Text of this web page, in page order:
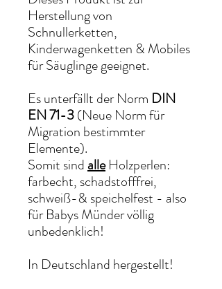
Herstellung von
Schnullerketten,
Kinderwagenketten & Mobiles
für Säuglinge geeignet.
Es unterfällt der Norm DIN
EN 71-3(Neue Norm für
Migration bestimmter
Elemente).
Somit sindalleHolzperlen:
farbecht, schadstofffrei,
schweiß-& speichelfest - also
für Babys Münder völlig
unbedenklich!
In Deutschland hergestellt!